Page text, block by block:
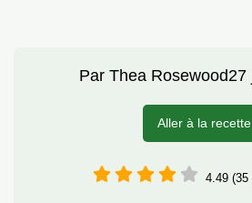
Par Thea Rosewood27
Aller à la recette
4.49 (35